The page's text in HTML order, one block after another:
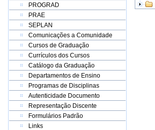
PROGRAD
PRAE
SEPLAN
Comunicações a Comunidade
Cursos de Graduação
Currículos dos Cursos
Catálogo da Graduação
Departamentos de Ensino
Programas de Disciplinas
Autenticidade Documento
Representação Discente
Formulários Padrão
Links